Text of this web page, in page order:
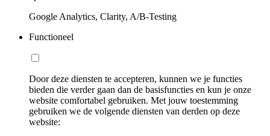
Google Analytics, Clarity, A/B-Testing
Functioneel
Door deze diensten te accepteren, kunnen we je functies
bieden die verder gaan dan de basisfuncties en kun je onze
website comfortabel gebruiken. Met jouw toestemming
gebruiken we de volgende diensten van derden op deze
website: